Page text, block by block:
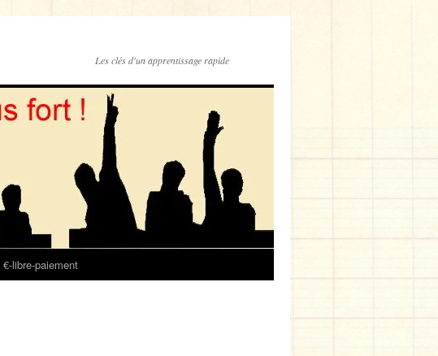
Les clés d'un apprentissage rapide
€-libre-paiement